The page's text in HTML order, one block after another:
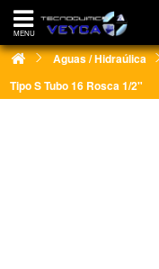
Aguas / Hidraúlica
Tipo S Tubo 16 Rosca 1/2"
MENU